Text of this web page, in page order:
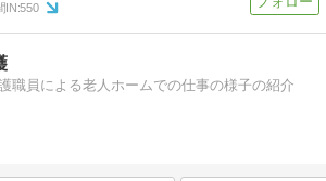
IN:550
職員による老人ホームでの仕事の様子の紹介